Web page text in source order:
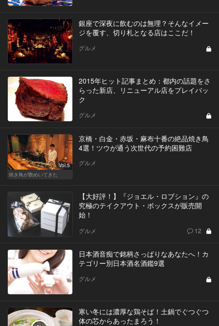
銀座で深夜に飲むのは無理？そんなイメー
ジを覆す、切り札となる店はここだ！
グルメ
2015年ヒット記事まとめ：都内の話題をさ
らった新店、リニューアル店をプレイバッ
ク
グルメ
Vol.5
焼き鳥が艶めいてきた
京橋・白金・赤坂・麻布十番の絶品焼き鳥
4選！ツウが通う次世代の予約困難店
グルメ
【大好評！】『ジョエル・ロブション』の
究極のテイクアウト・ボックスが販売開
始！
グルメ 12
日本酒音痴で銘柄さっぱりなあなたへ！カ
テゴリー別日本酒名酒鑑9選
グルメ
寒い冬には濃厚な鶏そば！土鍋でぐつぐつ
体の芯からあったまろう！